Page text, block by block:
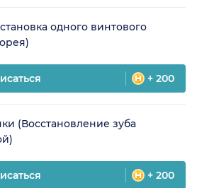
одного винтового
+ 200
(Восстановление зуба
+ 200